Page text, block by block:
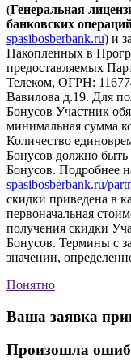
(Генеральная
банковских
spasibosberbank.ru) и
Накопленных в
предоставляемых
Телеком, ОГРН:
Вавилова д.19. Для
Бонусов Участник
минимальная сумма
Количество
Бонусов должно
Бонусов. Подробнее
spasibosberbank.ru/
скидки приведена в
первоначальная
получения скидки
Бонусов. Термины с
значении,
Понятно
Ваша заявка
Произошла